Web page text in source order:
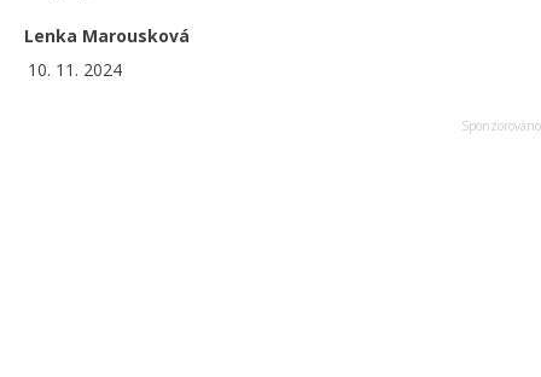
Lenka Marousková
10. 11. 2024